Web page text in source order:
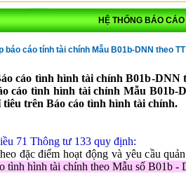
HỆ THỐNG BÁO
báo cáo tính tài chính Mẫu B01b-DNN theo
cáo tình hình tài chính B01b-DNN
cáo tình hình tài chính Mẫu B01b-
tiêu trên Báo cáo tình hình tài chính.
71 Thông tư 133 quy định:
đặc điểm hoạt động và yêu cầu
tình hình tài chính theo Mẫu số B01b